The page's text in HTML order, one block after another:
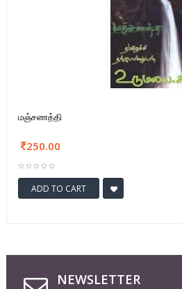
மஞ்சணத்தி
250.00
ADD TO CART
NEWSLETTER